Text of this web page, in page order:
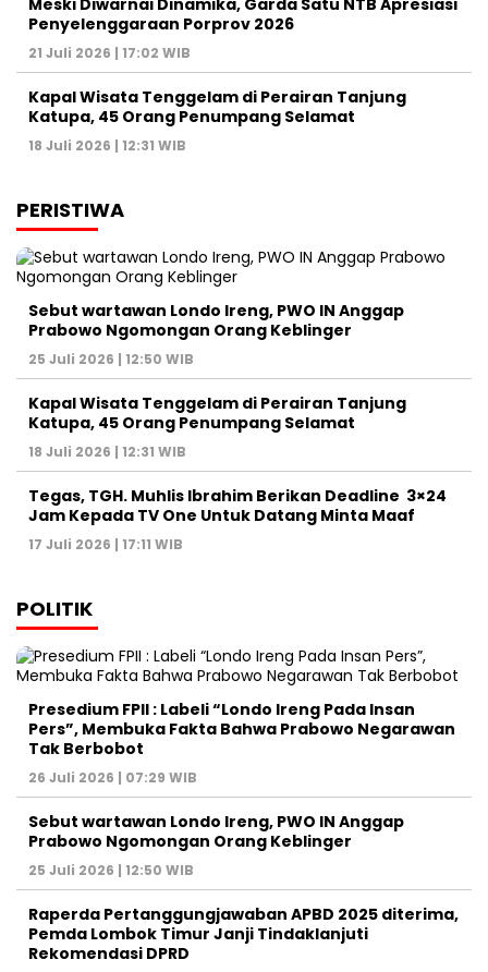
Meski Diwarnai Dinamika, Garda Satu NTB Apresiasi
Penyelenggaraan Porprov 2026 ‎
21 Juli 2026 | 17:02 WIB
Kapal Wisata Tenggelam di Perairan Tanjung
Katupa, 45 Orang Penumpang Selamat
18 Juli 2026 | 12:31 WIB
PERISTIWA
Sebut wartawan Londo Ireng, PWO IN Anggap
Prabowo Ngomongan Orang Keblinger
25 Juli 2026 | 12:50 WIB
Kapal Wisata Tenggelam di Perairan Tanjung
Katupa, 45 Orang Penumpang Selamat
18 Juli 2026 | 12:31 WIB
Tegas, TGH. Muhlis Ibrahim Berikan Deadline 3×24
Jam Kepada TV One Untuk Datang Minta Maaf
17 Juli 2026 | 17:11 WIB
POLITIK
Presedium FPII : Labeli “Londo Ireng Pada Insan
Pers”, Membuka Fakta Bahwa Prabowo Negarawan
Tak Berbobot
26 Juli 2026 | 07:29 WIB
Sebut wartawan Londo Ireng, PWO IN Anggap
Prabowo Ngomongan Orang Keblinger
25 Juli 2026 | 12:50 WIB
Raperda Pertanggungjawaban APBD 2025 diterima,
Pemda Lombok Timur Janji Tindaklanjuti
Rekomendasi DPRD